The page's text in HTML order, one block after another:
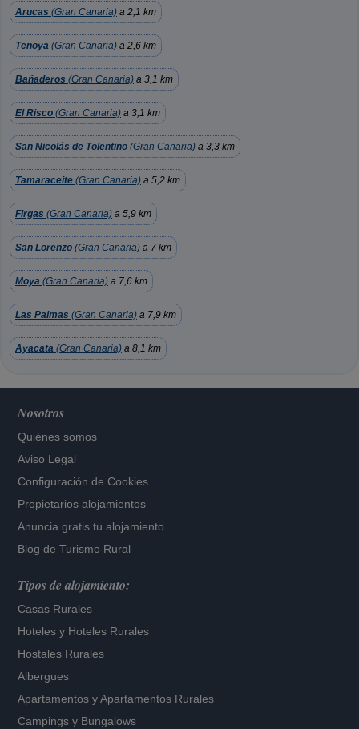
Arucas (Gran Canaria) a 2,1 km
Tenoya (Gran Canaria) a 2,6 km
Bañaderos (Gran Canaria) a 3,1 km
El Risco (Gran Canaria) a 3,1 km
San Nicolás de Tolentino (Gran Canaria) a 3,3 km
Tamaraceite (Gran Canaria) a 5,2 km
Firgas (Gran Canaria) a 5,9 km
San Lorenzo (Gran Canaria) a 7 km
Moya (Gran Canaria) a 7,6 km
Las Palmas (Gran Canaria) a 7,9 km
Ayacata (Gran Canaria) a 8,1 km
Nosotros
Quiénes somos
Aviso Legal
Configuración de Cookies
Propietarios alojamientos
Anuncia gratis tu alojamiento
Blog de Turismo Rural
Tipos de alojamiento:
Casas Rurales
Hoteles y Hoteles Rurales
Hostales Rurales
Albergues
Apartamentos yApartamentos Rurales
Campings y Bungalows